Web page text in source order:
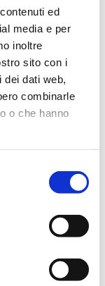
ed
media e per
inoltre
sito con i
dati web,
combinarle
o che hanno
Giarratana
TRA LE
Il laboratorio
da ERGA
(artista), con il
l’importanza degli
Costo: 4